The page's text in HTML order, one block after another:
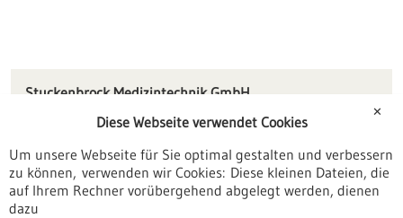
Stuckenbrock Medizintechnik GmbH
78532 Tuttlingen
info(at)klsmartin.com
www.stuckenbrock.de
✕
Diese Webseite verwendet Cookies
Um unsere Webseite für Sie optimal gestalten und verbessern
zu können, verwenden wir Cookies: Diese kleinen Dateien, die
auf Ihrem Rechner vorübergehend abgelegt werden, dienen
dazu